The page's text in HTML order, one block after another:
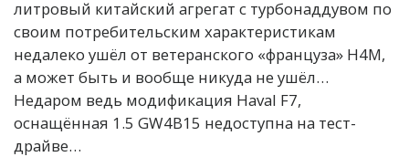
литровый китайский агрегат с турбонаддувом по
своим потребительским характеристикам
недалеко ушёл от ветеранского «француза» H4M,
а может быть и вообще никуда не ушёл…
Недаром ведь модификация Haval F7,
оснащённая 1.5 GW4B15 недоступна на тест-
драйве…